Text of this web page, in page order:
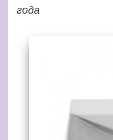
года